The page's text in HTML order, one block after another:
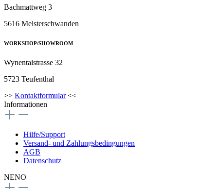
Bachmattweg 3
5616 Meisterschwanden
WORKSHOP/SHOWROOM
Wynentalstrasse 32
5723 Teufenthal
>> Kontaktformular<<
Informationen
Hilfe/Support
Versand- und Zahlungsbedingungen
AGB
Datenschutz
NENO